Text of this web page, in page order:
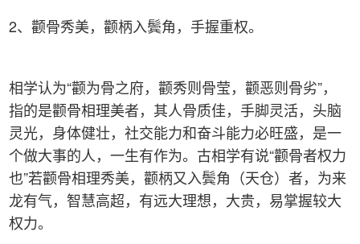
2、颧骨秀美，颧柄入鬓角，手握重权。
相学认为“颧为骨之府，颧秀则骨莹，颧恶则骨劣”，
指的是颧骨相理美者，其人骨质佳，手脚灵活，头脑
灵光，身体健壮，社交能力和奋斗能力必旺盛，是一
个做大事的人，一生有作为。古相学有说“颧骨者权力
也”若颧骨相理秀美，颧柄又入鬓角（天仓）者，为来
龙有气，智慧高超，有远大理想，大贵，易掌握较大
权力。